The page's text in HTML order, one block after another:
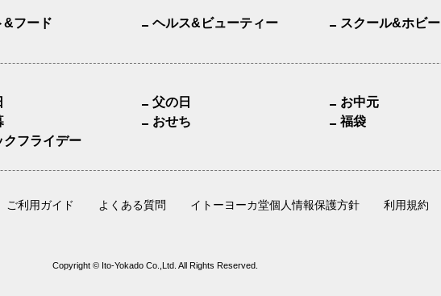
&フード ヘルス&ビューティー スクール&ホビー
父の日
お中元
おせち
福袋
クフライデー
ご利用ガイド よくある質問 イトーヨーカ堂個人情報保護方針 利用規約
Copyright © Ito-Yokado Co.,Ltd. All Rights Reserved.